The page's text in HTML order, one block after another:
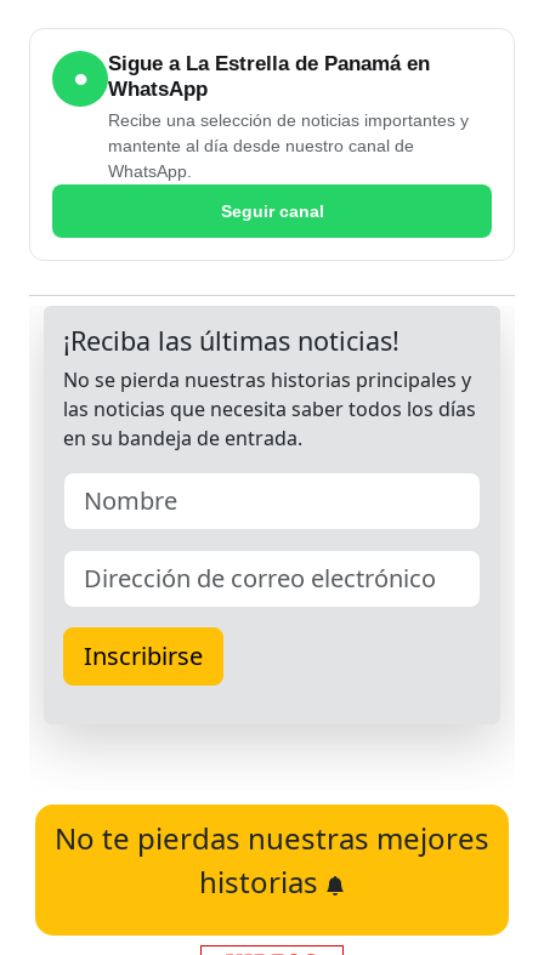
●
Sigue a La Estrella de Panamá en
WhatsApp
Recibe una selección de noticias importantes y
mantente al día desde nuestro canal de
WhatsApp.
Seguir canal
No te pierdas nuestras mejores
historias